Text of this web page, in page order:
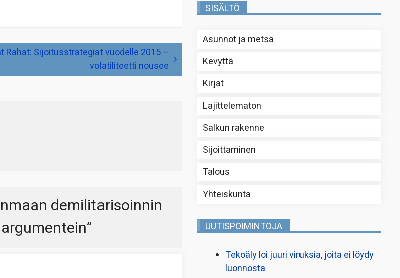
Rahat: Sijoitusstrategiat vuodelle 2015 –
volatiliteetti nousee
demilitarisoinnin
”
SISÄLTÖ
Asunnot ja metsä
Kevyttä
Kirjat
Lajittelematon
Salkun rakenne
Sijoittaminen
Talous
Yhteiskunta
UUTISPOIMINTOJA
Tekoäly loi juuri viruksia, joita ei löydy
luonnosta